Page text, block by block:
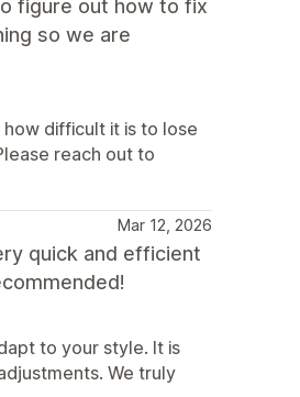
figure out how to fix
so we are
difficult it is to lose
reach out to
Mar 12, 2026
quick and efficient
to your style. It is
We truly